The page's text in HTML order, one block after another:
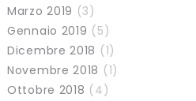
Marzo 2019 (3)
Gennaio 2019 (5)
Dicembre 2018 (1)
Novembre 2018 (1)
Ottobre 2018 (4)